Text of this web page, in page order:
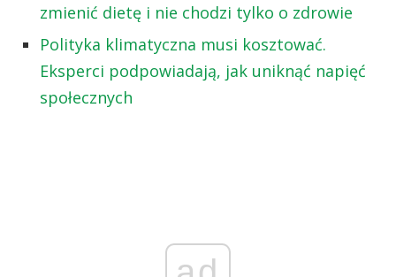
zmienić dietę i nie chodzi tylko o zdrowie
Polityka klimatyczna musi kosztować.
Eksperci podpowiadają, jak uniknąć napięć
społecznych